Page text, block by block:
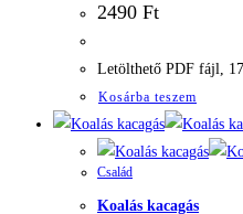
2490 Ft
Letölthető PDF fájl,
Kosárba teszem
Család
Koalás kacagás